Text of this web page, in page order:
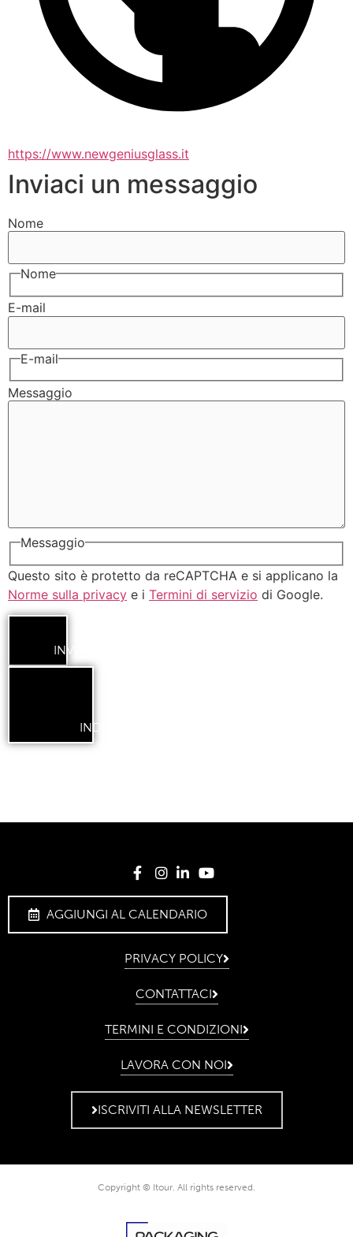
https://www.newgeniusglass.it
Inviaci un messaggio
Nome
Nome
E-mail
E-mail
Messaggio
Messaggio
Questo sito è protetto da reCAPTCHA e si applicano la
Norme sulla privacy e i Termini di servizio di Google.
INVIA
INDIETRO
AGGIUNGI AL CALENDARIO
PRIVACY POLICY
CONTATTACI
TERMINI E CONDIZIONI
LAVORA CON NOI
ISCRIVITI ALLA NEWSLETTER
Copyright © Itour. All rights reserved.